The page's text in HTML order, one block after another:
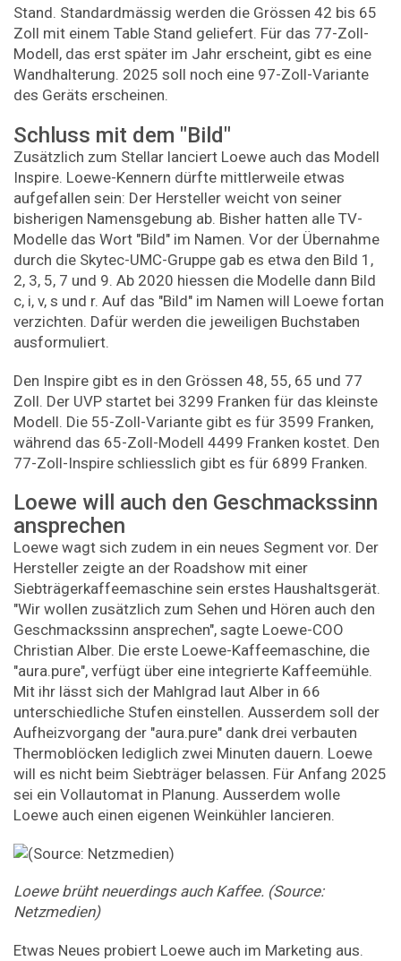
Stand. Standardmässig werden die Grössen 42 bis 65
Zoll mit einem Table Stand geliefert. Für das 77-Zoll-
Modell, das erst später im Jahr erscheint, gibt es eine
Wandhalterung. 2025 soll noch eine 97-Zoll-Variante
des Geräts erscheinen.
Schluss mit dem "Bild"
Zusätzlich zum Stellar lanciert Loewe auch das Modell
Inspire. Loewe-Kennern dürfte mittlerweile etwas
aufgefallen sein: Der Hersteller weicht von seiner
bisherigen Namensgebung ab. Bisher hatten alle TV-
Modelle das Wort "Bild" im Namen. Vor der Übernahme
durch die Skytec-UMC-Gruppe gab es etwa den Bild 1,
2, 3, 5, 7 und 9. Ab 2020 hiessen die Modelle dann Bild
c, i, v, s und r. Auf das "Bild" im Namen will Loewe fortan
verzichten. Dafür werden die jeweiligen Buchstaben
ausformuliert.
Den Inspire gibt es in den Grössen 48, 55, 65 und 77
Zoll. Der UVP startet bei 3299 Franken für das kleinste
Modell. Die 55-Zoll-Variante gibt es für 3599 Franken,
während das 65-Zoll-Modell 4499 Franken kostet. Den
77-Zoll-Inspire schliesslich gibt es für 6899 Franken.
Loewe will auch den Geschmackssinn
ansprechen
Loewe wagt sich zudem in ein neues Segment vor. Der
Hersteller zeigte an der Roadshow mit einer
Siebträgerkaffeemaschine sein erstes Haushaltsgerät.
"Wir wollen zusätzlich zum Sehen und Hören auch den
Geschmackssinn ansprechen", sagte Loewe-COO
Christian Alber. Die erste Loewe-Kaffeemaschine, die
"aura.pure", verfügt über eine integrierte Kaffeemühle.
Mit ihr lässt sich der Mahlgrad laut Alber in 66
unterschiedliche Stufen einstellen. Ausserdem soll der
Aufheizvorgang der "aura.pure" dank drei verbauten
Thermoblöcken lediglich zwei Minuten dauern. Loewe
will es nicht beim Siebträger belassen. Für Anfang 2025
sei ein Vollautomat in Planung. Ausserdem wolle
Loewe auch einen eigenen Weinkühler lancieren.
Loewe brüht neuerdings auch Kaffee. (Source:
Netzmedien)
Etwas Neues probiert Loewe auch im Marketing aus.